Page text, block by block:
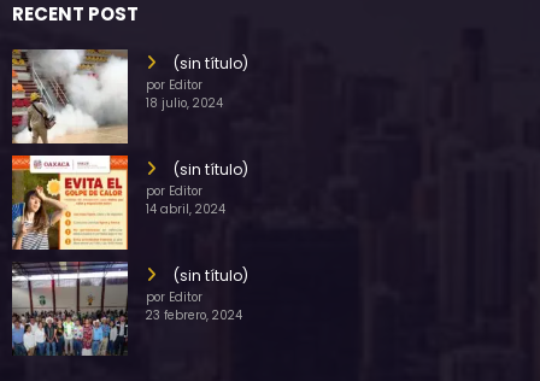
RECENT POST
(sin título)
por Editor
18 julio, 2024
(sin título)
por Editor
14 abril, 2024
(sin título)
por Editor
23 febrero, 2024